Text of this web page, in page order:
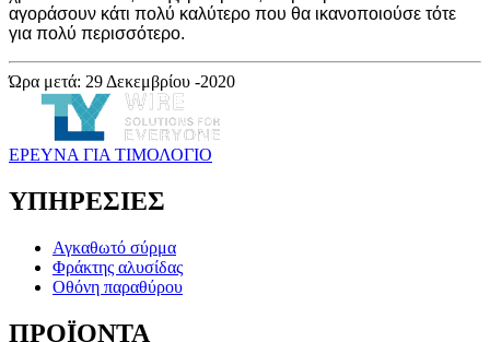
αγοράσουν κάτι πολύ καλύτερο που θα ικανοποιούσε τότε
για πολύ περισσότερο.
Ώρα μετά: 29 Δεκεμβρίου -2020
ΕΡΕΥΝΑ ΓΙΑ ΤΙΜΟΛΟΓΙΟ
ΥΠΗΡΕΣΙΕΣ
Αγκαθωτό σύρμα
Φράκτης αλυσίδας
Οθόνη παραθύρου
ΠΡΟΪΟΝΤΑ